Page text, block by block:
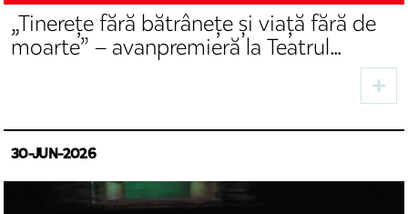
„Tinerețe fără bătrânețe și viață fără de
moarte” – avanpremieră la Teatrul
Național „Radu Stanca” Sibiu
30-JUN-2026